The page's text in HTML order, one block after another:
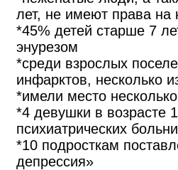
лет, не имеют права на
*45% детей старше 7
энурезом
*среди взрослых
инфарктов, несколько
*имели место
*4 девушки в возрасте
психиатрических
*10 подросткам
депрессия»